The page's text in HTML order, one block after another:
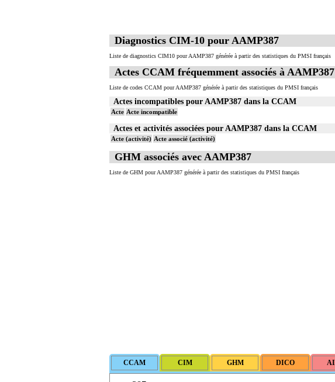
Diagnostics CIM-10 pour AAMP387
Liste de diagnostics CIM10 pour AAMP387 générée à partir des statistiques du PMSI français
Actes CCAM fréquemment associés à AAMP387
Liste de codes CCAM pour AAMP387 générée à partir des statistiques du PMSI français
Actes incompatibles pour AAMP387 dans la CCAM
Acte Acte incompatible
Actes et activités associées pour AAMP387 dans la CCAM
Acte (activité) Acte associé (activité)
GHM associés avec AAMP387
Liste de GHM pour AAMP387 générée à partir des statistiques du PMSI français